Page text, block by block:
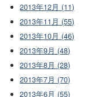
2013年12月 (11)
2013年11月 (55)
2013年10月 (46)
2013年9月 (48)
2013年8月 (28)
2013年7月 (70)
2013年6月 (55)